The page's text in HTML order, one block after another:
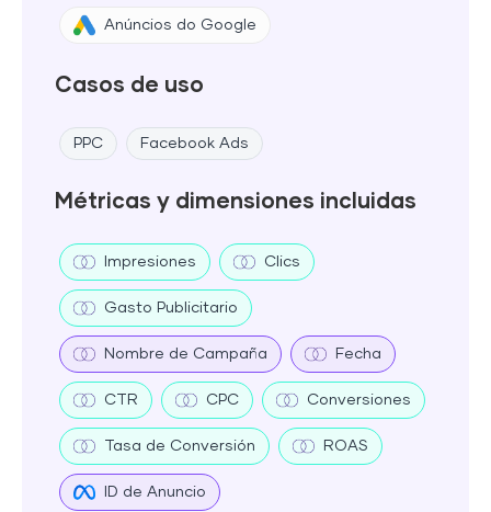
Anúncios do Google
Casos de uso
PPC Facebook Ads
Métricas y dimensiones incluidas
Impresiones Clics
Gasto Publicitario
Nombre de Campaña Fecha
CTR CPC Conversiones
Tasa de Conversión ROAS
ID de Anuncio